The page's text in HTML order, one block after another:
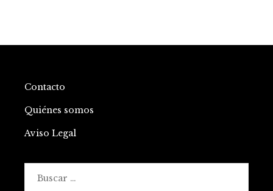
Contacto
Quiénes somos
Aviso Legal